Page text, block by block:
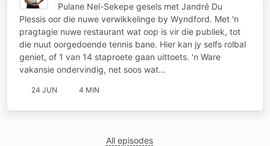
Pulane Nel-Sekepe gesels met Jandré Du
Plessis oor die nuwe verwikkelinge by Wyndford. Met 'n
pragtagie nuwe restaurant wat oop is vir die publiek, tot
die nuut oorgedoende tennis bane. Hier kan jy selfs rolbal
geniet, of 1 van 14 staproete gaan uittoets. 'n Ware
vakansie ondervindig, net soos wat…
24 JUN 4 MIN
All episodes